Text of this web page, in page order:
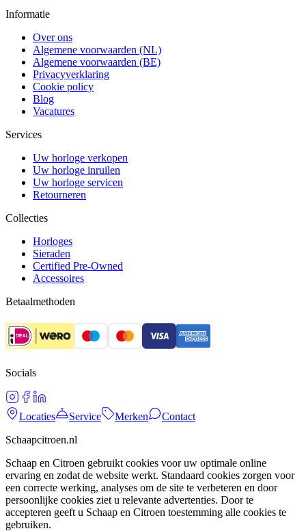
Informatie
Over ons
Algemene voorwaarden (NL)
Algemene voorwaarden (BE)
Privacyverklaring
Cookie policy
Blog
Vacatures
Services
Uw horloge verkopen
Uw horloge inruilen
Uw horloge servicen
Retourneren
Collecties
Horloges
Sieraden
Certified Pre-Owned
Accessoires
Betaalmethoden
Socials
Locaties Service Merken
Contact
Schaapcitroen.nl
Schaap en Citroen gebruikt cookies voor uw optimale online
ervaring en zodat de website werkt. Standaard cookies zorgen voor
een correcte werking, analyses om de site te verbeteren en door
persoonlijke cookies ziet u relevante advertenties. Door te
accepteren geeft u Schaap en Citroen toestemming alle cookies te
gebruiken.